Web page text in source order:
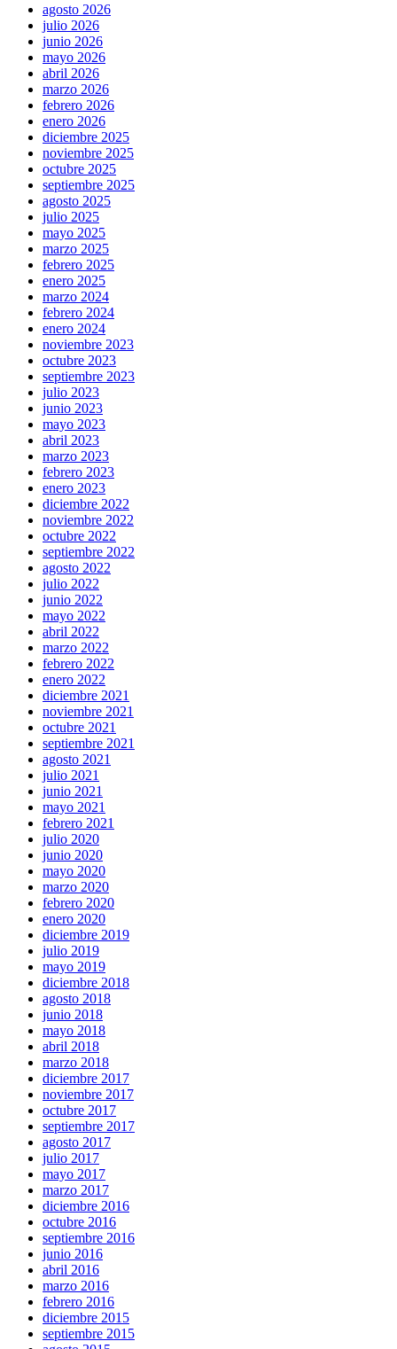
agosto 2026
julio 2026
junio 2026
mayo 2026
abril 2026
marzo 2026
febrero 2026
enero 2026
diciembre 2025
noviembre 2025
octubre 2025
septiembre 2025
agosto 2025
julio 2025
mayo 2025
marzo 2025
febrero 2025
enero 2025
marzo 2024
febrero 2024
enero 2024
noviembre 2023
octubre 2023
septiembre 2023
julio 2023
junio 2023
mayo 2023
abril 2023
marzo 2023
febrero 2023
enero 2023
diciembre 2022
noviembre 2022
octubre 2022
septiembre 2022
agosto 2022
julio 2022
junio 2022
mayo 2022
abril 2022
marzo 2022
febrero 2022
enero 2022
diciembre 2021
noviembre 2021
octubre 2021
septiembre 2021
agosto 2021
julio 2021
junio 2021
mayo 2021
febrero 2021
julio 2020
junio 2020
mayo 2020
marzo 2020
febrero 2020
enero 2020
diciembre 2019
julio 2019
mayo 2019
diciembre 2018
agosto 2018
junio 2018
mayo 2018
abril 2018
marzo 2018
diciembre 2017
noviembre 2017
octubre 2017
septiembre 2017
agosto 2017
julio 2017
mayo 2017
marzo 2017
diciembre 2016
octubre 2016
septiembre 2016
junio 2016
abril 2016
marzo 2016
febrero 2016
diciembre 2015
septiembre 2015